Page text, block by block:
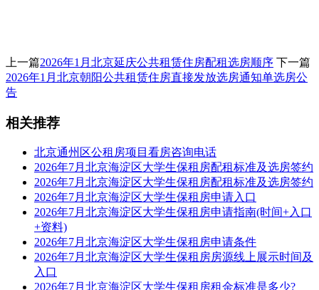
上一篇2026年1月北京延庆公共租赁住房配租选房顺序 下一篇
2026年1月北京朝阳公共租赁住房直接发放选房通知单选房公
告
相关推荐
北京通州区公租房项目看房咨询电话
2026年7月北京海淀区大学生保租房配租标准及选房签约
2026年7月北京海淀区大学生保租房配租标准及选房签约
2026年7月北京海淀区大学生保租房申请入口
2026年7月北京海淀区大学生保租房申请指南(时间+入口
+资料)
2026年7月北京海淀区大学生保租房申请条件
2026年7月北京海淀区大学生保租房房源线上展示时间及
入口
2026年7月北京海淀区大学生保租房租金标准是多少?